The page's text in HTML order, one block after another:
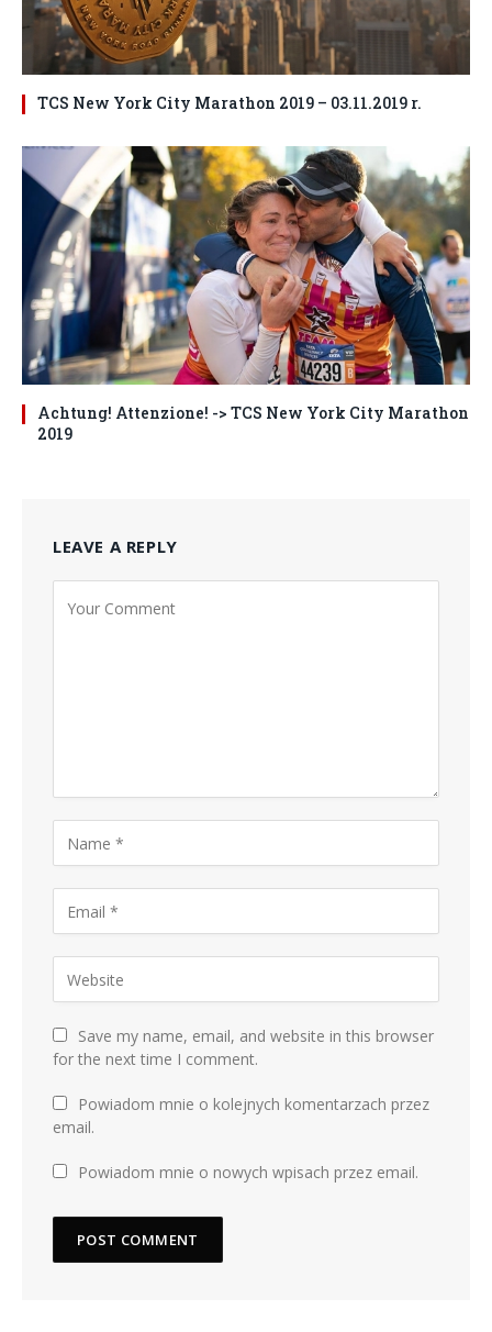
TCS New York City Marathon 2019 – 03.11.2019 r.
Achtung! Attenzione! -> TCS New York City Marathon
2019
LEAVE A REPLY
Save my name, email, and website in this browser
for the next time I comment.
Powiadom mnie o kolejnych komentarzach przez
email.
Powiadom mnie o nowych wpisach przez email.